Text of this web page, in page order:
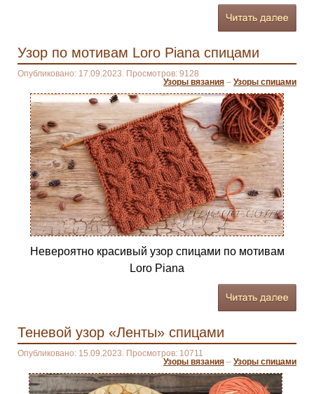
Узор по мотивам Loro Piana спицами
Опубликовано: 17.09.2023. Просмотров: 9128
Узоры вязания – Узоры спицами
Невероятно красивый узор спицами по мотивам
Loro Piana
Теневой узор «Ленты» спицами
Опубликовано: 15.09.2023. Просмотров: 10711
Узоры вязания – Узоры спицами